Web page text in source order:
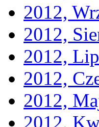
2012,
2012,
2012,
2012,
2012,
2012,